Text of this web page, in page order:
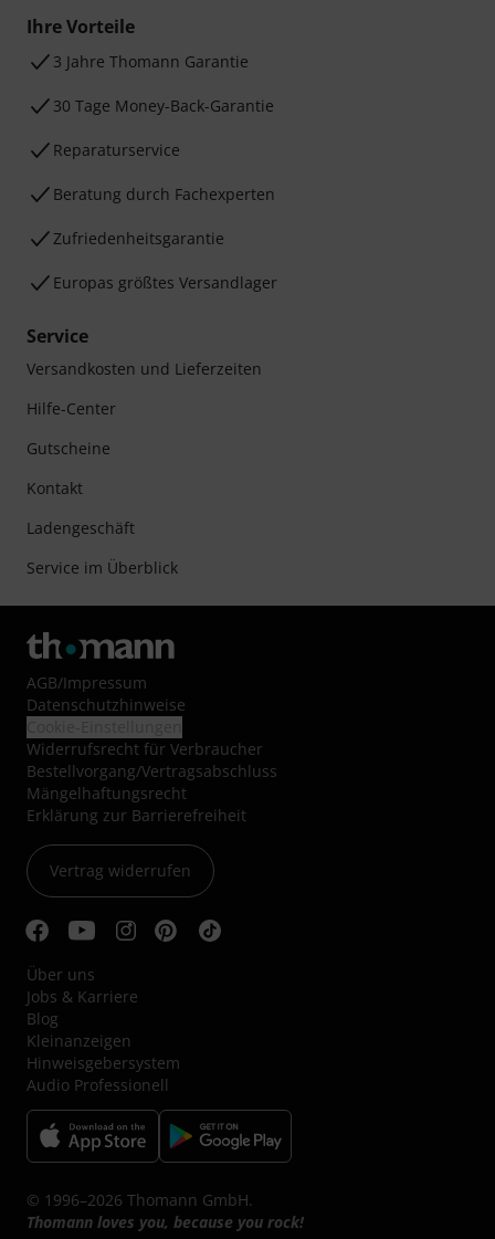
Ihre Vorteile
3 Jahre Thomann Garantie
30 Tage Money-Back-Garantie
Reparaturservice
Beratung durch Fachexperten
Zufriedenheitsgarantie
Europas größtes Versandlager
Service
Versandkosten und Lieferzeiten
Hilfe-Center
Gutscheine
Kontakt
Ladengeschäft
Service im Überblick
AGB/Impressum
Datenschutzhinweise
Widerrufsrecht für Verbraucher
Bestellvorgang/Vertragsabschluss
Mängelhaftungsrecht
Erklärung zur Barrierefreiheit
Vertrag widerrufen
Über uns
Jobs & Karriere
Blog
Kleinanzeigen
Hinweisgebersystem
Audio Professionell
© 1996–2026 Thomann GmbH.
Thomann loves you, because you rock!